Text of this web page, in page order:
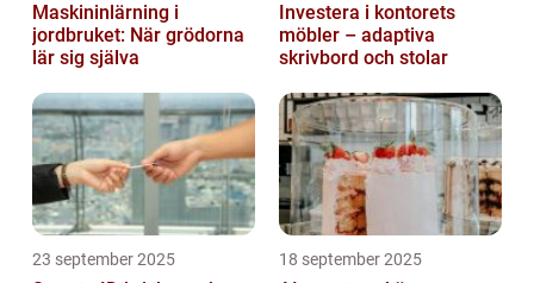
Maskininlärning i
jordbruket: När grödorna
lär sig själva
Investera i kontorets
möbler – adaptiva
skrivbord och stolar
23 september 2025 18 september 2025